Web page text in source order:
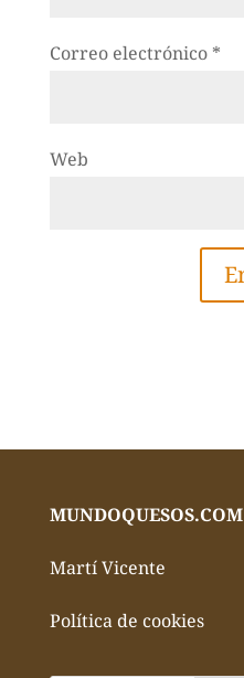
Correo electrónico *
Web
MUNDOQUESOS.COM
Martí Vicente
Política de cookies